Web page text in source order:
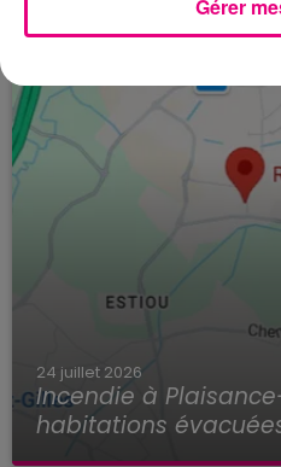
24 juillet 2026
Incendie à
habitations
Gérer